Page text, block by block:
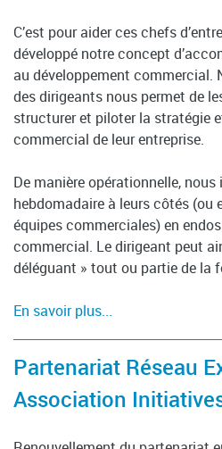
C’est pour aider ces chefs
développé notre concept
au développement commercial.
des dirigeants nous permet de
structurer et piloter la stratégie
commercial de leur entreprise.
De manière opérationnelle,
hebdomadaire à leurs côtés (ou
équipes commerciales) en
commercial. Le dirigeant peut
déléguant » tout ou partie de la
En savoir plus...
Partenariat Réseau
Association